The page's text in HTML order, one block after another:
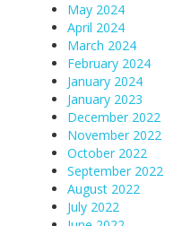
May 2024
April 2024
March 2024
February 2024
January 2024
January 2023
December 2022
November 2022
October 2022
September 2022
August 2022
July 2022